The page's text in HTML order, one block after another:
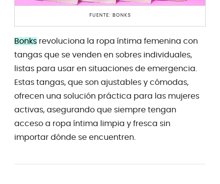
FUENTE: BONKS
Bonks revoluciona la ropa íntima femenina con
tangas que se venden en sobres individuales,
listas para usar en situaciones de emergencia.
Estas tangas, que son ajustables y cómodas,
ofrecen una solución práctica para las mujeres
activas, asegurando que siempre tengan
acceso a ropa íntima limpia y fresca sin
importar dónde se encuentren.